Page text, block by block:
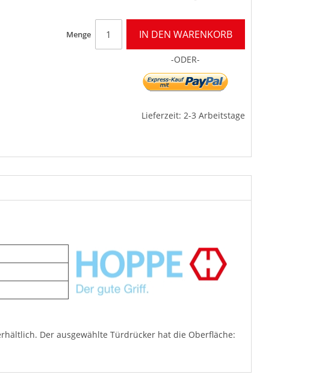
Menge IN DEN WARENKORB
-ODER-
Lieferzeit: 2-3 Arbeitstage
Der ausgewählte Türdrücker hat die Oberfläche: